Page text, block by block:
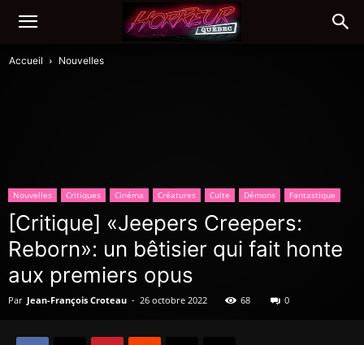
Accueil Nouvelles
Nouvelles Critiques Cinéma Créatures Culte Démons Fantastique
[Critique] «Jeepers Creepers:
Reborn»: un bêtisier qui fait honte
aux premiers opus
Par Jean-François Croteau - 26 octobre 2022 68 0